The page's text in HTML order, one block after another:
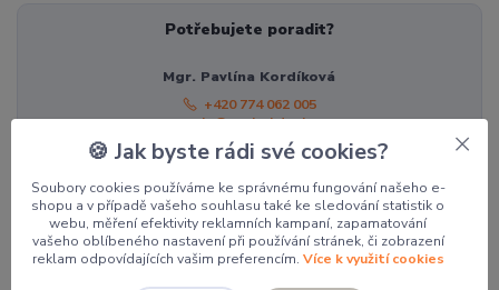
Potřebujete poradit?
Mgr. Pavlína Kordíková
+420 774 062 005
pavla@pocketdesign.cz
Související zboží 4
🍪 Jak byste rádi své cookies?
Soubory cookies používáme ke správnému fungování našeho e-
shopu a v případě vašeho souhlasu také ke sledování statistik o
webu, měření efektivity reklamních kampaní, zapamatování
vašeho oblíbeného nastavení při používání stránek, či zobrazení
reklam odpovídajících vašim preferencím. Více k využití cookies